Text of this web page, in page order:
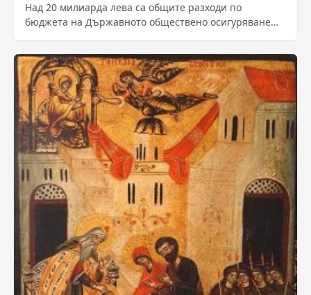
Над 20 милиарда лева са общите разходи по
бюджета на Държавното обществено осигуряване
събрани...